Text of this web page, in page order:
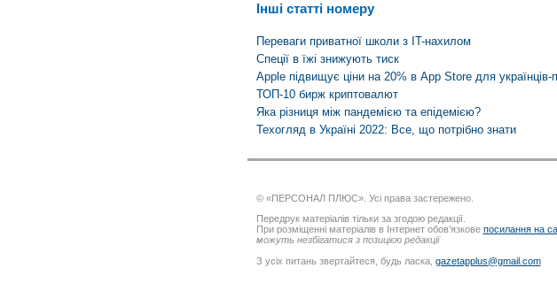
Інші статті номеру
Переваги приватної школи з IT-нахилом
Спеції в їжі знижують тиск
Apple підвищує ціни на 20% в App Store для українців-
ТОП-10 бирж криптовалют
Яка різниця між пандемією та епідемією?
Техогляд в Україні 2022: Все, що потрібно знати
© «ПЕРСОНАЛ ПЛЮС». Усі права застережено.
Передрук матеріалів тільки за згодою редакції.
При розміщенні матеріалів в Інтернет обов’язкове посилання на
можуть незбігатися з позицією редакції
З усіх питань звертайтеся, будь ласка, gazetapplus@gmail.com